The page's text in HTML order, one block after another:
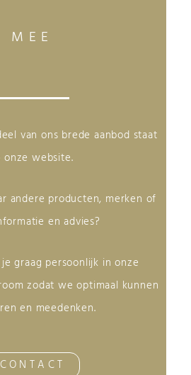
MEE
van ons brede aanbod staat
onze website.
andere producten, merken of
en advies?
graag persoonlijk in onze
zodat we optimaal kunnen
en meedenken.
CONTACT